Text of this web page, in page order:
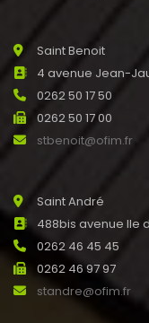
Saint Benoit
4 avenue Jean-
0262 50 17 50
0262 50 17 00
stbenoit@ofim.fr
Saint André
488bis avenue Ile
0262 46 45 45
0262 46 97 97
standre@ofim.fr